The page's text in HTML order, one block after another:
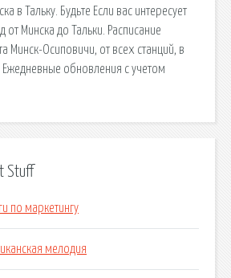
в Тальку. Будьте Если вас интересует
от Минска до Тальки. Расписание
Минск-Осиповичи, от всех станций, в
обновления с учетом
Stuff
по маркетингу
мелодия